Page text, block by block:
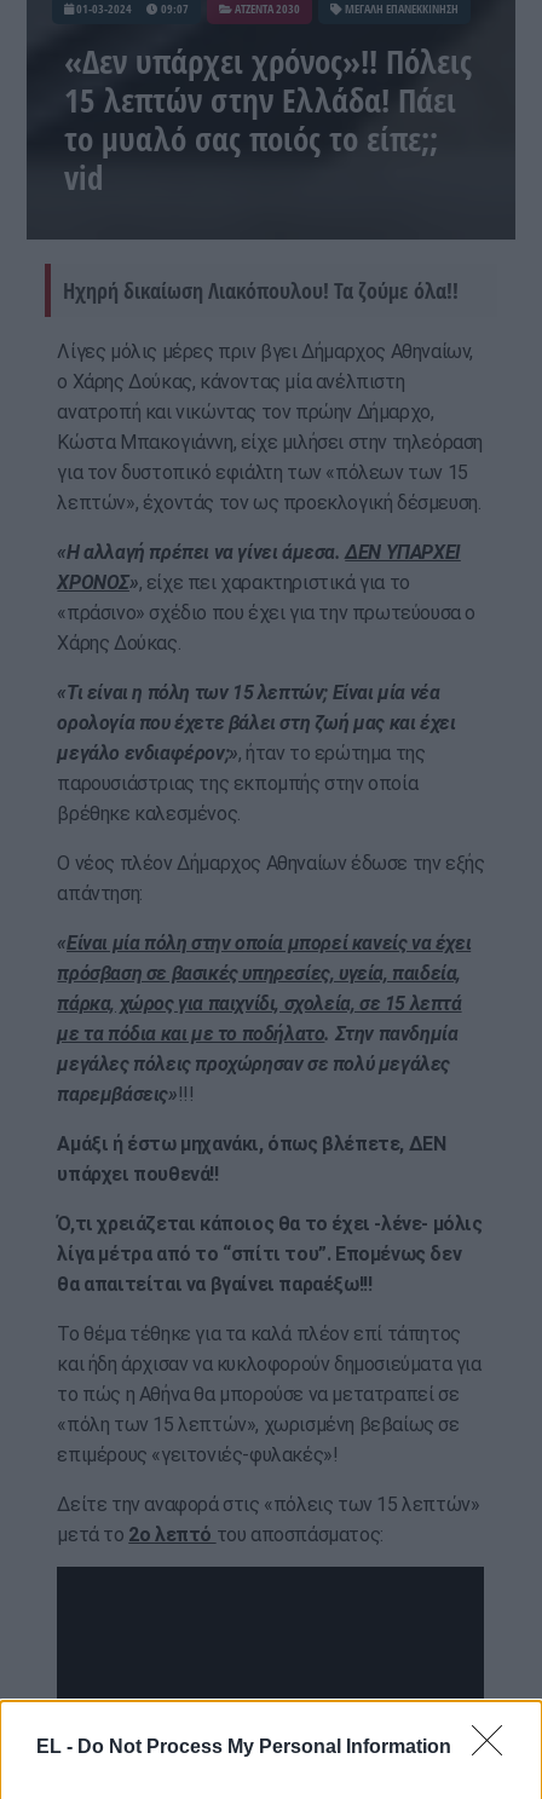
EL - Do Not Process My Personal Information
01-03-2024 09:07 ATZENTA 2030 ΜΕΓΑΛΗ ΕΠΑΝΕΚΚΙΝΗΣΗ
«Δεν υπάρχει χρόνος»!! Πόλεις
15 λεπτών στην Ελλάδα! Πάει
το μυαλό σας ποιός το είπε;;
vid
Ηχηρή δικαίωση Λιακόπουλου! Τα ζούμε όλα!!
Λίγες μόλις μέρες πριν βγει Δήμαρχος Αθηναίων,
ο Χάρης Δούκας, κάνοντας μία ανέλπιστη
ανατροπή και νικώντας τον πρώην Δήμαρχο,
Κώστα Μπακογιάννη, είχε μιλήσει στην τηλεόραση
για τον δυστοπικό εφιάλτη των «πόλεων των 15
λεπτών», έχοντάς τον ως προεκλογική δέσμευση.
«Η αλλαγή πρέπει να γίνει άμεσα.ΔΕΝ ΥΠΑΡΧΕΙ
ΧΡΟΝΟΣ», είχε πει χαρακτηριστικά για το
«πράσινο» σχέδιο που έχει για την πρωτεύουσα ο
Χάρης Δούκας.
«Τι είναι η πόλη των 15 λεπτών; Είναι μία νέα
ορολογία που έχετε βάλει στη ζωή μας και έχει
μεγάλο ενδιαφέρον;», ήταν το ερώτημα της
παρουσιάστριας της εκπομπής στην οποία
βρέθηκε καλεσμένος.
Ο νέος πλέον Δήμαρχος Αθηναίων έδωσε την εξής
απάντηση:
«Είναι μία πόλη στην οποία μπορεί κανείς να έχει
πρόσβαση σε βασικές υπηρεσίες, υγεία, παιδεία,
πάρκα, χώρος για παιχνίδι, σχολεία, σε 15 λεπτά
με τα πόδια και με το ποδήλατο. Στην πανδημία
μεγάλες πόλεις προχώρησαν σε πολύ μεγάλες
παρεμβάσεις»!!!
Αμάξι ή έστω μηχανάκι, όπως βλέπετε, ΔΕΝ
υπάρχει πουθενά!!
Ό,τι χρειάζεται κάποιος θα το έχει -λένε- μόλις
λίγα μέτρα από το “σπίτι του”. Επομένως δεν
θα απαιτείται να βγαίνει παραέξω!!!
Το θέμα τέθηκε για τα καλά πλέον επί τάπητος
και ήδη άρχισαν να κυκλοφορούν δημοσιεύματα για
το πώς η Αθήνα θα μπορούσε να μετατραπεί σε
«πόλη των 15 λεπτών», χωρισμένη βεβαίως σε
επιμέρους «γειτονιές-φυλακές»!
Δείτε την αναφορά στις «πόλεις των 15 λεπτών»
μετά το 2ο λεπτό του αποσπάσματος: